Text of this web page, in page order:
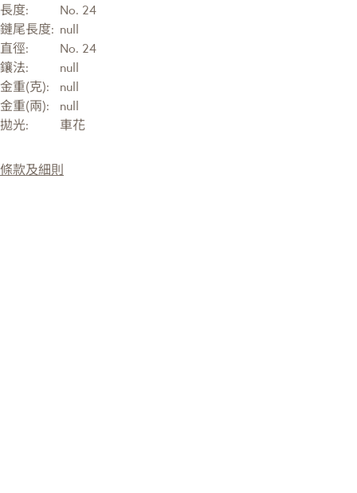
長度:
No. 24
鏈尾長度: null
直徑:
No. 24
鑲法:
null
金重(克):
null
金重(兩):
null
拋光:
車花
條款及細則